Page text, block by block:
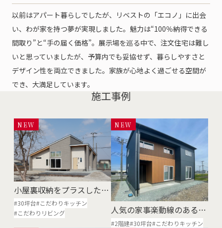
以前はアパート暮らしでしたが、リベストの「エコノ」に出会
い、わが家を持つ夢が実現しました。魅力は“100％納得できる
間取り”と“手の届く価格”。展示場を巡る中で、注文住宅は難し
いと思っていましたが、予算内でも妥協せず、暮らしやすさと
デザイン性を両立できました。家族が心地よく過ごせる空間が
でき、大満足しています。
施工事例
NEW
小屋裏収納をプラスした平
屋の住まい
#30坪台#こだわりキッチン
#こだわりリビング
NEW
人気の家事楽動線のある規
格住宅ECONO
#2階建#30坪台#こだわりキッチン